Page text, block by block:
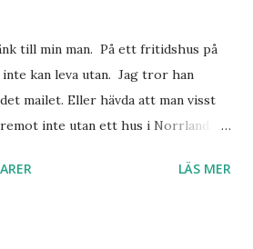
till min man. På ett fritidshus på
kan leva utan. Jag tror han
mailet. Eller hävda att man visst
inte utan ett hus i Norrland.
på hus. Bara inte såna hus som
LÄS MER